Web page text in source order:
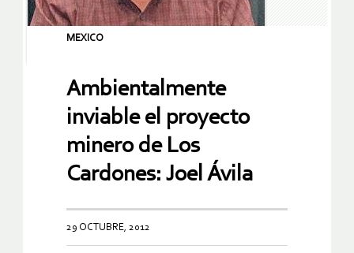
MEXICO
Ambientalmente
inviable el proyecto
minero de Los
Cardones: Joel Ávila
29 OCTUBRE, 2012